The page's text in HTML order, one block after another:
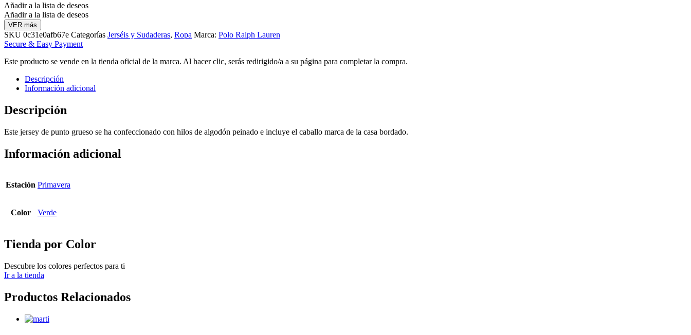
Añadir a la lista de deseos
Añadir a la lista de deseos
VER más
SKU 0c31e0afb67e Categorías Jerséis y Sudaderas, Ropa Marca: Polo Ralph Lauren
Secure & Easy Payment
Este producto se vende en la tienda oficial de la marca. Al hacer clic, serás redirigido/a a su página para completar la compra.
Descripción
Información adicional
Descripción
Este jersey de punto grueso se ha confeccionado con hilos de algodón peinado e incluye el caballo marca de la casa bordado.
Información adicional
Estación Primavera
Color Verde
Tienda por Color
Descubre los colores perfectos para ti
Ir a la tienda
Productos Relacionados